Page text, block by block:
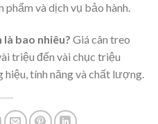
và dịch vụ bảo hành.
bao nhiêu? Giá cân treo
triệu đến vài chục triệu
tính năng và chất lượng.